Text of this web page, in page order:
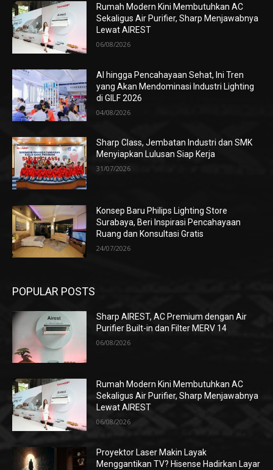
Rumah Modern Kini Membutuhkan AC
Sekaligus Air Purifier, Sharp Menjawabnya
Lewat AIREST
06/08/2026
AI hingga Pencahayaan Sehat, Ini Tren
yang Akan Mendominasi Industri Lighting
di GILF 2026
04/08/2026
Sharp Class, Jembatan Industri dan SMK
Menyiapkan Lulusan Siap Kerja
31/07/2026
Konsep Baru Philips Lighting Store
Surabaya, Beri Inspirasi Pencahayaan
Ruang dan Konsultasi Gratis
24/07/2026
POPULAR POSTS
Sharp AIREST, AC Premium dengan Air
Purifier Built-in dan Filter MERV 14
06/08/2026
Rumah Modern Kini Membutuhkan AC
Sekaligus Air Purifier, Sharp Menjawabnya
Lewat AIREST
06/08/2026
Proyektor Laser Makin Layak
Menggantikan TV? Hisense Hadirkan Layar